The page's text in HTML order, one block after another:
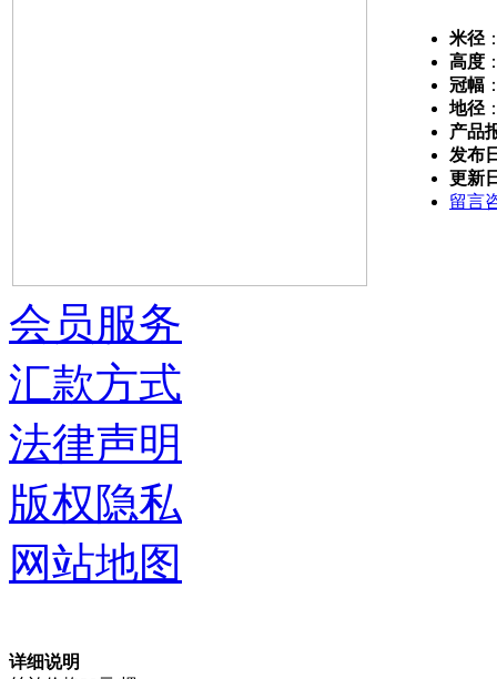
米径
高度
冠幅
地径
产品
发布
更新
留言
详细说明
会员服务
汇款方式
法律声明
版权隐私
网站地图